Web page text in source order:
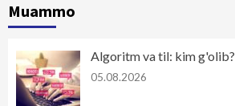
Muammo
Algoritm va til: kim g'olib?
05.08.2026